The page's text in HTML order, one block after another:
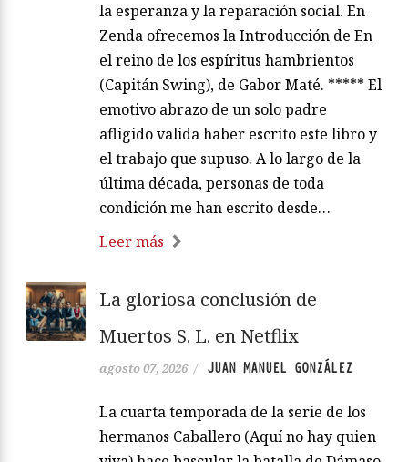
la esperanza y la reparación social. En
Zenda ofrecemos la Introducción de En
el reino de los espíritus hambrientos
(Capitán Swing), de Gabor Maté. ***** El
emotivo abrazo de un solo padre
afligido valida haber escrito este libro y
el trabajo que supuso. A lo largo de la
última década, personas de toda
condición me han escrito desde…
Leer más
La gloriosa conclusión de
Muertos S. L. en Netflix
agosto 07, 2026 / JUAN MANUEL GONZÁLEZ
La cuarta temporada de la serie de los
hermanos Caballero (Aquí no hay quien